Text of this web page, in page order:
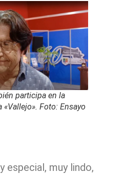
participa en la
Foto: Ensayo
especial, muy lindo,